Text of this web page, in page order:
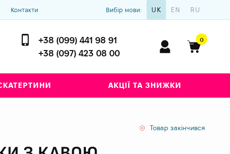
Контакти Вибір мови: UK EN RU
+38 (099) 441 98 91
+38 (097) 423 08 00
0
АКЦІЇ ТА ЗНИЖКИ
Товар закінчився